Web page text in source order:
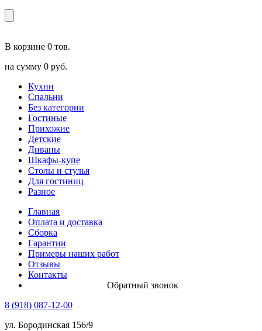
В корзине 0 тов.
на сумму 0 руб.
Кухни
Спальни
Без категории
Гостиные
Прихожие
Детские
Диваны
Шкафы-купе
Столы и стулья
Для гостиниц
Разное
Главная
Оплата и доставка
Сборка
Гарантии
Примеры наших работ
Отзывы
Контакты
Обратный звонок
8 (918) 087-12-00
ул. Бородинская 156/9